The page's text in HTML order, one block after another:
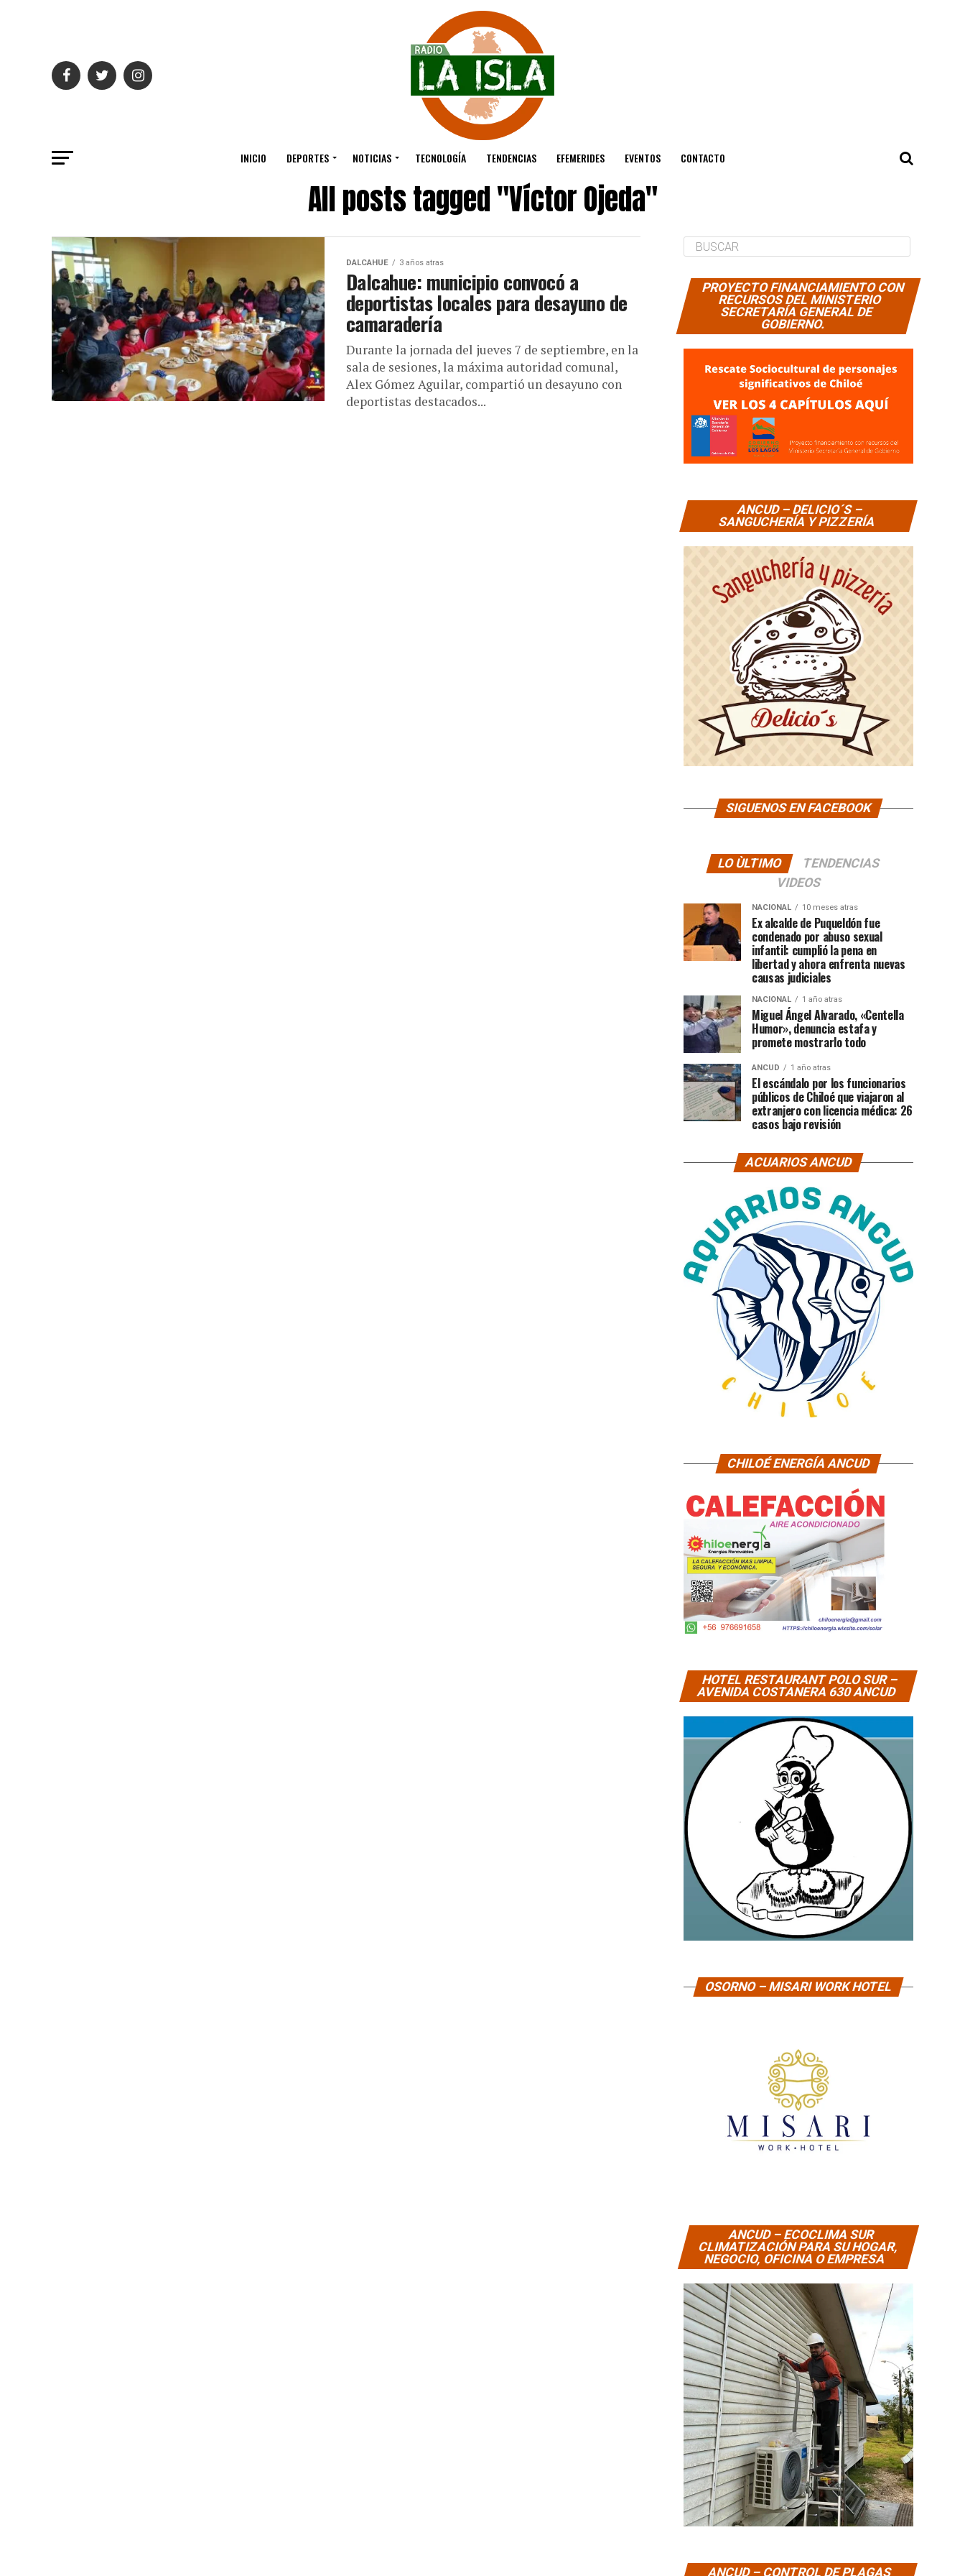
INICIO DEPORTES NOTICIAS TECNOLOGÍA TENDENCIAS EFEMERIDES EVENTOS CONTACTO
All posts tagged "Víctor Ojeda"
DALCAHUE 3 años atras
Dalcahue: municipio convocó a
deportistas locales para desayuno de
camaradería
Durante la jornada del jueves 7 de septiembre, en la
sala de sesiones, la máxima autoridad comunal,
Alex Gómez Aguilar, compartió un desayuno con
deportistas destacados...
PROYECTO FINANCIAMIENTO CON
RECURSOS DEL MINISTERIO
SECRETARÍA GENERAL DE
GOBIERNO.
ANCUD – DELICIO´S –
SANGUCHERÍA Y PIZZERÍA
SIGUENOS EN FACEBOOK
LO ÙLTIMO
TENDENCIAS
VIDEOS
NACIONAL 10 meses atras
Ex alcalde de Puqueldón fue
condenado por abuso sexual
infantil: cumplió la pena en
libertad y ahora enfrenta nuevas
causas judiciales
NACIONAL 1 año atras
Miguel Ángel Alvarado, «Centella
Humor», denuncia estafa y
promete mostrarlo todo
ANCUD 1 año atras
El escándalo por los funcionarios
públicos de Chiloé que viajaron al
extranjero con licencia médica: 26
casos bajo revisión
ACUARIOS ANCUD
CHILOÉ ENERGÍA ANCUD
HOTEL RESTAURANT POLO SUR –
AVENIDA COSTANERA 630 ANCUD
OSORNO – MISARI WORK HOTEL
ANCUD – ECOCLIMA SUR
CLIMATIZACIÓN PARA SU HOGAR,
NEGOCIO, OFICINA O EMPRESA
ANCUD – CONTROL DE PLAGAS